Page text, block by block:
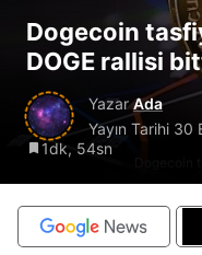
Dogecoin
DOGE rallisi
YazarAda
Yayın Tarihi 30
1dk, 54sn